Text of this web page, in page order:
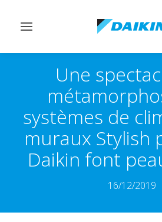
Afficher/masquer
Une
systèmes de
muraux Stylish
Daikin font
16/12/2019